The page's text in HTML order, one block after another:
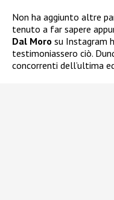
Non ha aggiunto altre
tenuto a far sapere
Dal Moro su Instagram
testimoniassero ciò.
concorrenti dell’ultima